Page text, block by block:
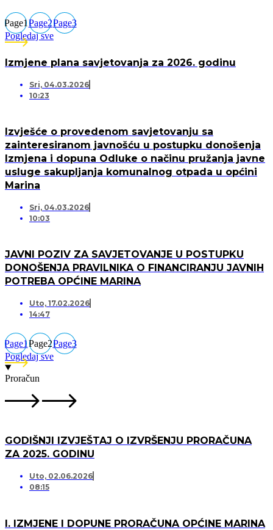
Page1Page2Page3
Pogledaj sve
Izmjene plana savjetovanja za 2026. godinu
Sri, 04.03.2026
10:23
Izvješće o provedenom savjetovanju sa
zainteresiranom javnošću u postupku donošenja
Izmjena i dopuna Odluke o načinu pružanja javne
usluge sakupljanja komunalnog otpada u općini
Marina
Sri, 04.03.2026
10:03
JAVNI POZIV ZA SAVJETOVANJE U POSTUPKU
DONOŠENJA PRAVILNIKA O FINANCIRANJU JAVNIH
POTREBA OPĆINE MARINA
Uto, 17.02.2026
14:47
Page1Page2Page3
Pogledaj sve
Proračun
GODIŠNJI IZVJEŠTAJ O IZVRŠENJU PRORAČUNA
ZA 2025. GODINU
Uto, 02.06.2026
08:15
I. IZMJENE I DOPUNE PRORAČUNA OPĆINE MARINA